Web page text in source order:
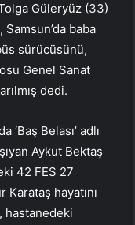
Güleryüz (33)
baba
sürücüsünü,
Genel Sanat
dedi.
Belası’ adlı
Aykut Bektaş
42 FES 27
Karataş hayatını
hastanedeki